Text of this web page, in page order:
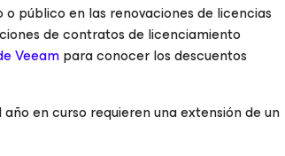
público en las renovaciones de licencias
de contratos de licenciamiento
Veeampara conocer los descuentos
en curso requieren una extensión de un